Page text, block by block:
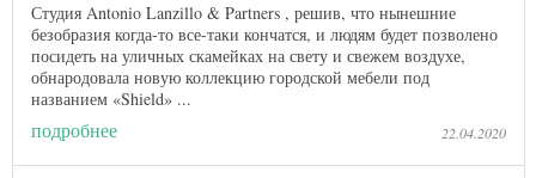
Студия Antonio Lanzillo & Partners , решив, что нынешние
безобразия когда-то все-таки кончатся, и людям будет позволено
посидеть на уличных скамейках на свету и свежем воздухе,
обнародовала новую коллекцию городской мебели под
названием «Shield» ...
подробнее 22.04.2020